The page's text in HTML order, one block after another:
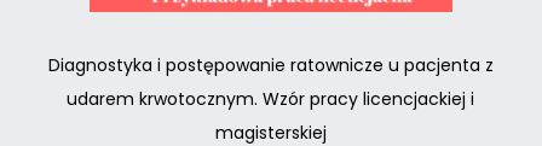
Diagnostyka i postępowanie ratownicze u pacjenta z
udarem krwotocznym. Wzór pracy licencjackiej i
magisterskiej